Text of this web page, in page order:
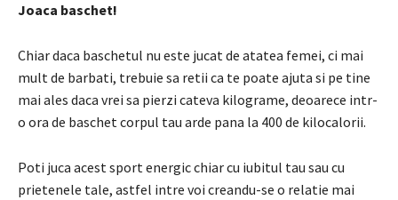
Joaca baschet!
Chiar daca baschetul nu este jucat de atatea femei, ci mai
mult de barbati, trebuie sa retii ca te poate ajuta si pe tine
mai ales daca vrei sa pierzi cateva kilograme, deoarece intr-
o ora de baschet corpul tau arde pana la 400 de kilocalorii.
Poti juca acest sport energic chiar cu iubitul tau sau cu
prietenele tale, astfel intre voi creandu-se o relatie mai